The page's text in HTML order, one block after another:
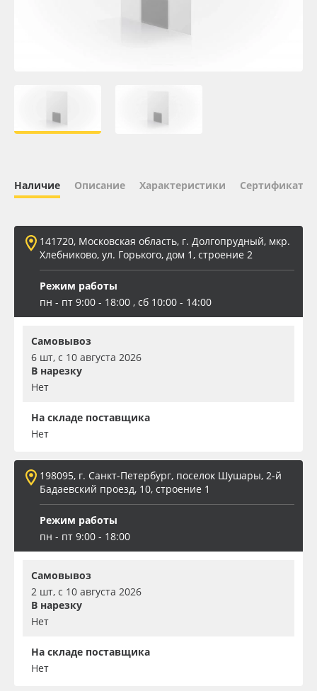
ПЭТ листовой
Баннер
Заготовки для сувениров
Наличие Описание Характеристики Сертификаты
141720, Московская область, г. Долгопрудный, мкр.
Хлебниково, ул. Горького, дом 1, строение 2
Режим работы
пн - пт 9:00 - 18:00 , сб 10:00 - 14:00
Самовывоз
6 шт, с 10 августа 2026
В нарезку
Нет
На складе поставщика
Нет
198095, г. Санкт-Петербург, поселок Шушары, 2-й
Бадаевский проезд, 10, строение 1
Режим работы
пн - пт 9:00 - 18:00
Самовывоз
2 шт, с 10 августа 2026
В нарезку
Нет
На складе поставщика
Нет